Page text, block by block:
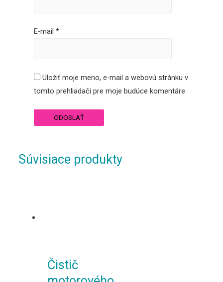
E-mail*
Uložiť moje meno, e-mail a webovú stránku v
tomto prehliadači pre moje budúce komentáre.
Súvisiace produkty
Čistič